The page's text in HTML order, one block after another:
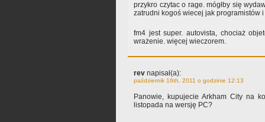
przykro czytac o rage. mógłby się
zatrudni kogoś wiecej jak programistów
fm4 jest super. autovista, chociaż
wrażenie. więcej wieczorem.
rev napisał(a):
październik 16th, 2011 o godzinie 12:13
Panowie, kupujecie Arkham City na
listopada na wersję PC?